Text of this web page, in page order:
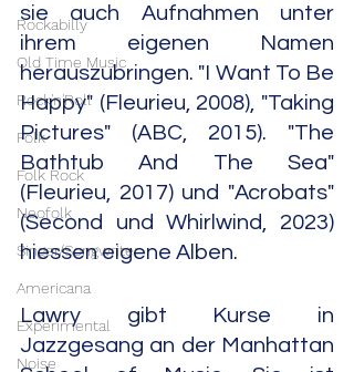
Rockabilly
Old Time Music
Rock'n'Roll
Folk
Folk Rock
Neofolk
Singer/Songwriter
Americana
Experimental
Noise
sie auch Aufnahmen unter
ihrem eigenen Namen
herauszubringen. "I Want To Be
Happy" (Fleurieu, 2008), "Taking
Pictures" (ABC, 2015). "The
Bathtub And The Sea"
(Fleurieu, 2017) und "Acrobats"
(Second und Whirlwind, 2023)
hiessen eigene Alben.
Lawry gibt Kurse in
Jazzgesang an der Manhattan